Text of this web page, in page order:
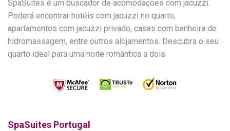
SpaSuites é um buscador de acomodações com jacuzzi.
Poderá encontrar hotéis com jacuzzi no quarto,
apartamentos com jacuzzi privado, casas com banheira de
hidromassagem, entre outros alojamentos. Descubra o seu
quarto ideal para uma noite romântica a dois.
SpaSuites Portugal